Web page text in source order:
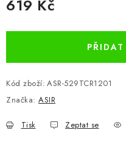
619 Kč
Kód zboží: ASR-529TCR1201
Značka: ASIR
Tisk Zeptat se